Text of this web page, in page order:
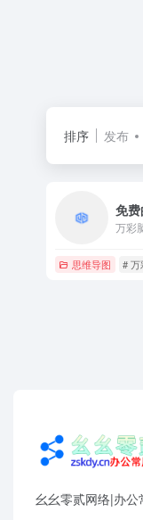
排序 发布
免
思维导图 # 万
幺幺零贰网络|办公